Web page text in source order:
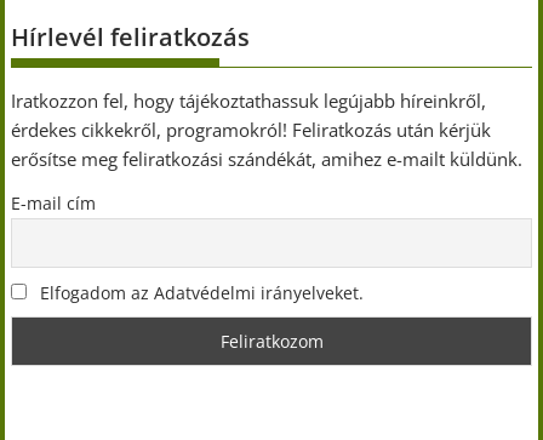
Hírlevél feliratkozás
Iratkozzon fel, hogy tájékoztathassuk legújabb híreinkről,
érdekes cikkekről, programokról! Feliratkozás után kérjük
erősítse meg feliratkozási szándékát, amihez e-mailt küldünk.
E-mail cím
Elfogadom az Adatvédelmi irányelveket.